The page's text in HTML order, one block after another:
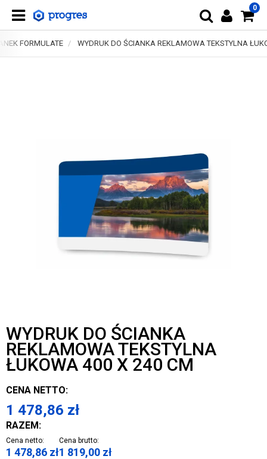
0
FORMULATE WYDRUK DO ŚCIANKA REKLAMOWA TEKSTYLNA
WYDRUK DO ŚCIANKA
REKLAMOWA TEKSTYLNA
ŁUKOWA 400 X 240 CM
CENA NETTO:
1 478,86 zł
RAZEM:
Cena netto:
1 478,86 zł
Cena brutto:
1 819,00 zł